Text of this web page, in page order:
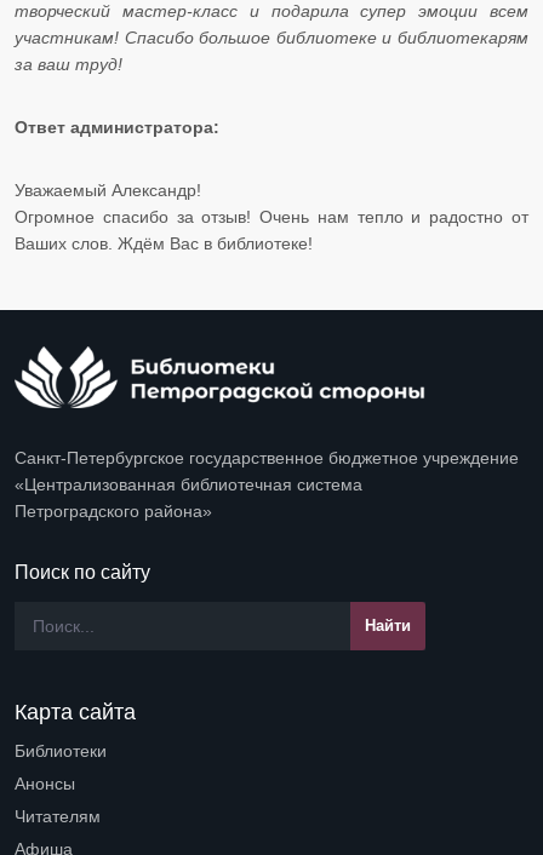
творческий мастер-класс и подарила супер эмоции всем
участникам! Спасибо большое библиотеке и библиотекарям
за ваш труд!
Ответ администратора:
Уважаемый Александр!
Огромное спасибо за отзыв! Очень нам тепло и радостно от
Ваших слов. Ждём Вас в библиотеке!
Санкт-Петербургское государственное бюджетное учреждение
«Централизованная библиотечная система
Петроградского района»
Поиск по сайту
Карта сайта
Библиотеки
Анонсы
Читателям
Афиша